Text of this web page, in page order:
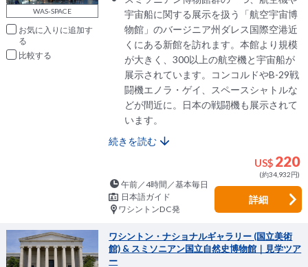
WAS-SPACE
お気に入りに追加
比較
宇宙船に関する展示を扱う「航空宇宙博
物館」のバージニア州ダレス国際空港近
くにある新館を訪れます。本館より規模
が大きく、300以上の航空機と宇宙船が
展示されています。コンコルドやB-29戦
闘機エノラ・ゲイ、スペースシャトルな
どが間近に。日本の戦闘機も展示されて
います。
続きを読む
US$ 220
(約34,932円)
午前／4時間／基本毎日
日本語ガイド
ワシントンDC発
詳細
ワシントン・ナショナルギャラリー (国立美術
館) & スミソニアン国立自然史博物館｜見学ツア
ー